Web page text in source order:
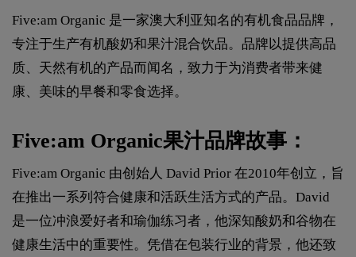
Five:am Organic 是一家澳大利亚知名的有机食品品牌，
专注于生产有机酸奶和果汁混合饮品。品牌以提供高品
质、天然有机的产品而闻名，致力于为消费者带来健
康、美味的早餐和零食选择。
Five:am Organic果汁品牌故事：
Five:am Organic 由创始人 David Prior 在2010年创立，旨
在推出一系列符合健康和活跃生活方式的产品。David
是一位冲浪爱好者和瑜伽练习者，他深知酸奶和谷物在
健康生活中的重要性。凭借在包装行业的背景，他还致